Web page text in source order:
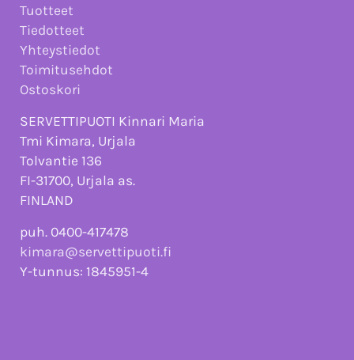
Tuotteet
Tiedotteet
Yhteystiedot
Toimitusehdot
Ostoskori
SERVETTIPUOTI Kinnari Maria
Tmi Kimara, Urjala
Tolvantie 136
FI-31700, Urjala as.
FINLAND
puh. 0400-417478
kimara@servettipuoti.fi
Y-tunnus: 1845951-4